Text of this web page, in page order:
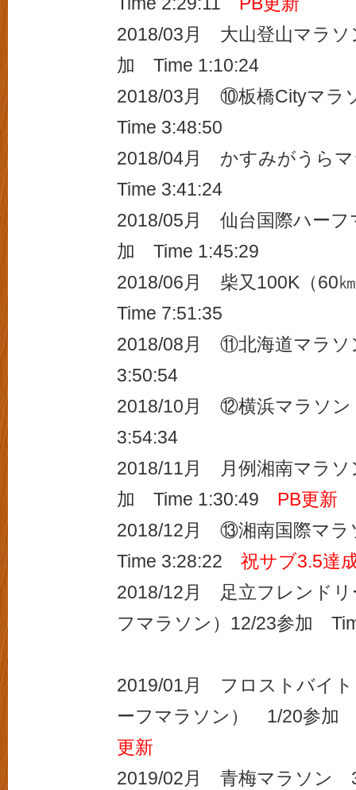
2018/03月 大山登山マラ
加 Time 1:10:24
2018/03月 ⑩板橋Cityマ
Time 3:48:50
2018/04月 かすみがうら
Time 3:41:24
2018/05月 仙台国際ハー
加 Time 1:45:29
2018/06月 柴又100K（60
Time 7:51:35
2018/08月 ⑪北海道マラ
3:50:54
2018/10月 ⑫横浜マラソ
3:54:34
2018/11月 月例湘南マラ
加 Time 1:30:49 PB更新
2018/12月 ⑬湘南国際マ
Time 3:28:22 祝サブ3.5達
2018/12月 足立フレンドリ
フマラソン）12/23参加
2019/01月 フロストバイト
ーフマラソン） 1/20参
更新
2019/02月 青梅マラソ